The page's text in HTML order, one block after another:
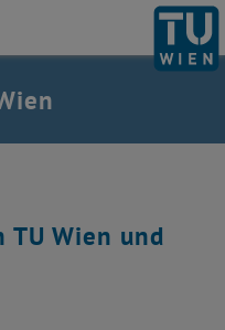
auflisten
TU Wien und